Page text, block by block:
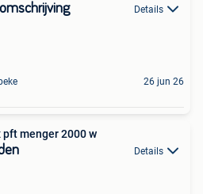
Details
26 jun 26
pft menger 2000 w
Details